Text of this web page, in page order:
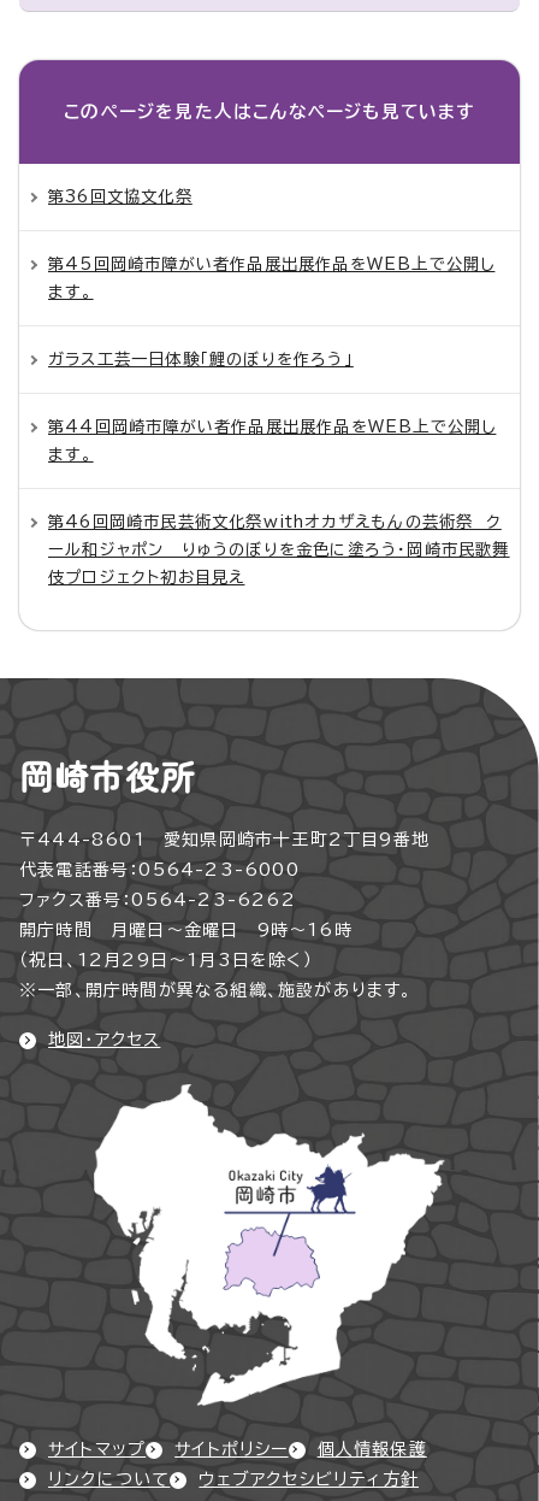
このページを見た人は こんなページも見ています
第36回文協文化祭
第45回岡崎市障がい者作品展出展作品をWEB上で公開し
ます。
ガラス工芸一日体験「鯉のぼりを作ろう」
第44回岡崎市障がい者作品展出展作品をWEB上で公開し
ます。
第46回岡崎市民芸術文化祭withオカザえもんの芸術祭 ク
ール和ジャポン りゅうのぼりを金色に塗ろう・岡崎市民歌舞
伎プロジェクト初お目見え
岡崎市役所
〒444-8601 愛知県岡崎市十王町2丁目9番地
代表電話番号：0564-23-6000
ファクス番号：0564-23-6262
開庁時間 月曜日～金曜日 9時～16時
（祝日、12月29日～1月3日を除く）
※一部、開庁時間が異なる組織、施設があります。
地図・アクセス
サイトマップ サイトポリシー
個人情報保護
リンクについて
ウェブアクセシビリティ方針